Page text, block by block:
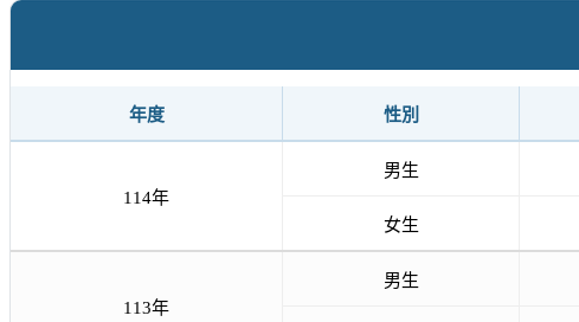
年度 性別
114年
男生
女生
113年
男生